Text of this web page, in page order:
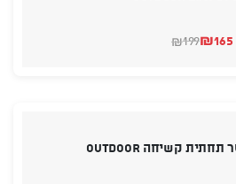
₪199
המחיר₪165
המחיר